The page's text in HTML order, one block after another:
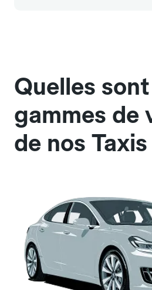
Quelles
gammes de
de nos Taxis